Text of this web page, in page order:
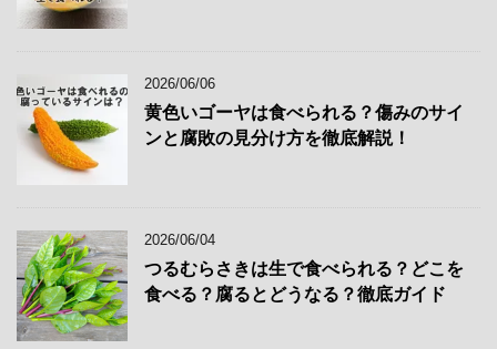
2026/06/06
黄色いゴーヤは食べられる？傷みのサイ
ンと腐敗の見分け方を徹底解説！
2026/06/04
つるむらさきは生で食べられる？どこを
食べる？腐るとどうなる？徹底ガイド